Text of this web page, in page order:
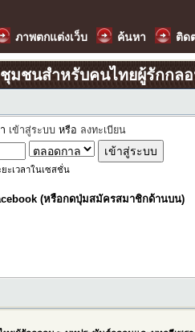
ภาพตกแต่งเว็บ ค้นหา ติด
มชนสำหรับคนไทยผู้รักกล
เข้าสู่ระบบ หรือ ลงทะเบียน
ะเวลาในเซสชั่น
(หรือกดปุ่มสมัครสมาชิกด้านบน)